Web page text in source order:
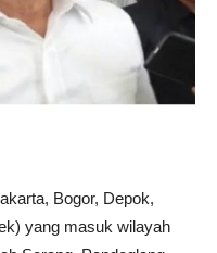
Bogor, Depok,
yang masuk wilayah